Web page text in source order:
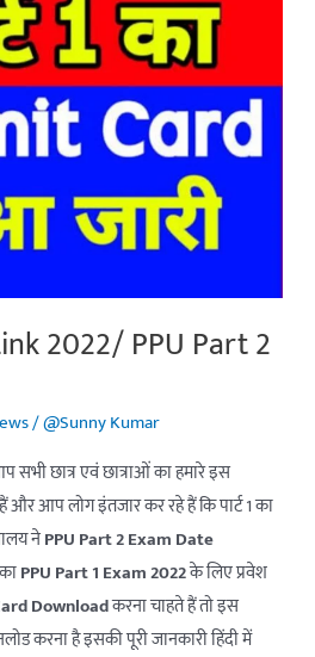
2022/ PPU Part 2
/@Sunny Kumar
सभी छात्र एवं छात्राओं का हमारे इस
और आप लोग इंतजार कर रहे हैं कि पार्ट 1 का
नेPPU Part 2 Exam Date
PPU Part 1 Exam 2022के लिए प्रवेश
Downloadकरना चाहते हैं तो इस
करना है इसकी पूरी जानकारी हिंदी में